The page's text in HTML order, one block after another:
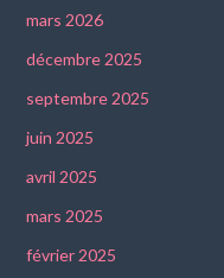
mars 2026
décembre 2025
septembre 2025
juin 2025
avril 2025
mars 2025
février 2025